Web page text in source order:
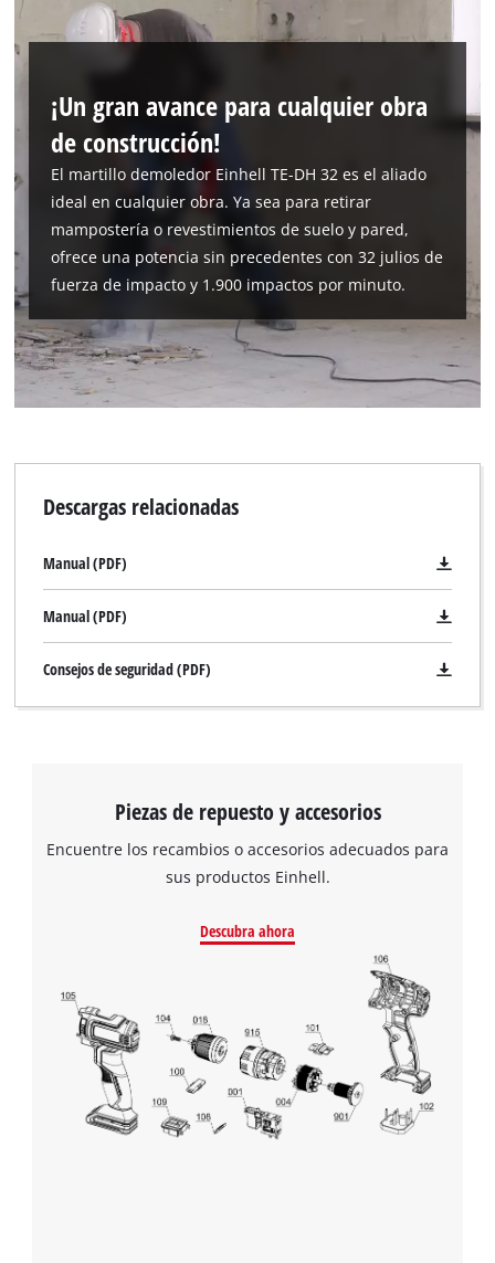
to the list of technologies used.
¡Un gran avance para cualquier obra
de construcción!
El martillo demoledor Einhell TE-DH 32 es el aliado
ideal en cualquier obra. Ya sea para retirar
mampostería o revestimientos de suelo y pared,
ofrece una potencia sin precedentes con 32 julios de
fuerza de impacto y 1.900 impactos por minuto.
Descargas relacionadas
Manual (PDF)
Manual (PDF)
Consejos de seguridad (PDF)
Piezas de repuesto y accesorios
Encuentre los recambios o accesorios adecuados para
sus productos Einhell.
Descubra ahora